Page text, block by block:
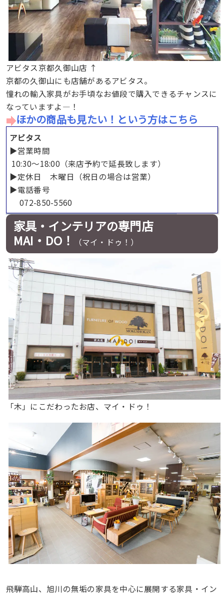
アビタス京都久御山店 ↑
京都の久御山にも店舗があるアビタス。
憧れの輸入家具がお手頃なお値段で購入できるチャンスに
なっていますよ―！
ほかの商品も見たい！という方はこちら
アビタス
▶︎営業時間
10:30～18:00（来店予約で延長致します）
▶︎定休日 木曜日（祝日の場合は営業）
▶︎電話番号
072-850-5560
家具・インテリアの専門店
MAI・DO！
（マイ・ドゥ！）
「木」にこだわったお店、マイ・ドゥ！
飛騨高山、旭川の無垢の家具を中心に展開する家具・イン